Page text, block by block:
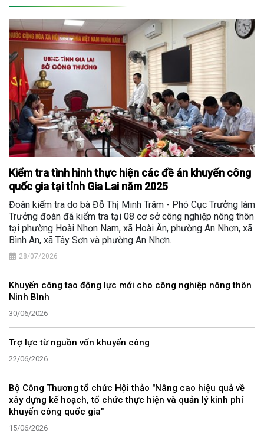
Kiểm tra tình hình thực hiện các đề án khuyến công
quốc gia tại tỉnh Gia Lai năm 2025
Đoàn kiểm tra do bà Đỗ Thị Minh Trâm - Phó Cục Trưởng làm
Trưởng đoàn đã kiểm tra tại 08 cơ sở công nghiệp nông thôn
tại phường Hoài Nhơn Nam, xã Hoài Ân, phường An Nhơn, xã
Bình An, xã Tây Sơn và phường An Nhơn.
28/07/2026
Khuyến công tạo động lực mới cho công nghiệp nông thôn
Ninh Bình
30/06/2026
Trợ lực từ nguồn vốn khuyến công
22/06/2026
Bộ Công Thương tổ chức Hội thảo "Nâng cao hiệu quả về
xây dựng kế hoạch, tổ chức thực hiện và quản lý kinh phí
khuyến công quốc gia"
15/06/2026